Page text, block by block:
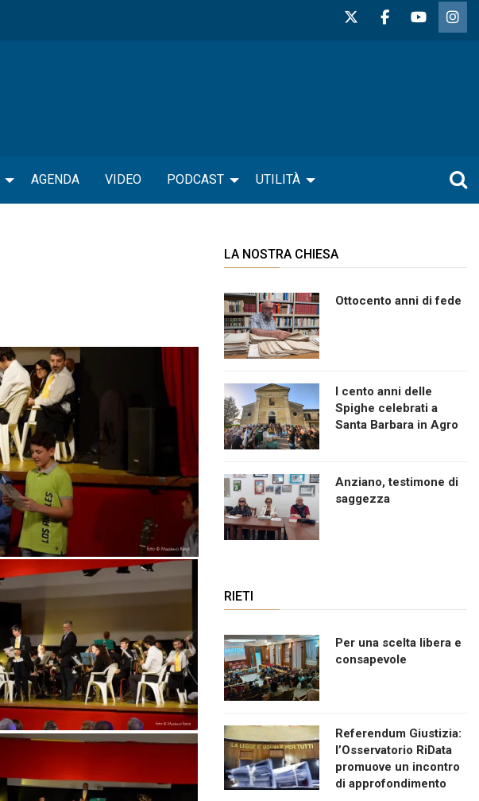
AGENDA VIDEO PODCAST UTILITÀ
LA NOSTRA CHIESA
Ottocento anni di fede
I cento anni delle
Spighe celebrati a
Santa Barbara in Agro
Anziano, testimone di
saggezza
RIETI
Per una scelta libera e
consapevole
Referendum Giustizia:
l’Osservatorio RiData
promuove un incontro
di approfondimento